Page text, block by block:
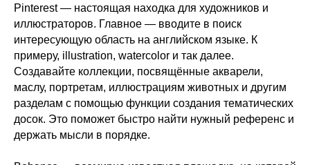
Pinterest — настоящая находка для художников и
иллюстраторов. Главное — вводите в поиск
интересующую область на английском языке. К
примеру, illustration, watercolor и так далее.
Создавайте коллекции, посвящённые акварели,
маслу, портретам, иллюстрациям животных и другим
разделам с помощью функции создания тематических
досок. Это поможет быстро найти нужный референс и
держать мысли в порядке.